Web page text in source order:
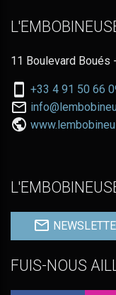
11 Boulevard Boués
Nous
téléphoner
au:
+33 4 91 50 66
Nous
contacter
FUIS-NOUS